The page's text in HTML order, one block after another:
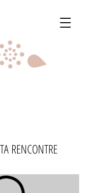
RENCONTRE